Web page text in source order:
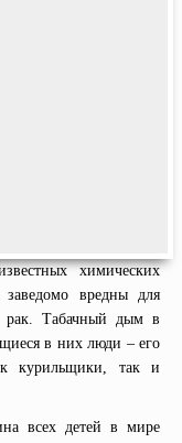
химических
вредны для
рак. Табачный дым в
в них люди – его
курильщики, так и
всех детей в мире